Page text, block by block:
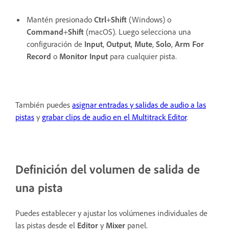
Mantén presionado Ctrl+Shift (Windows) o
Command+Shift (macOS). Luego selecciona una
configuración de Input, Output, Mute, Solo, Arm For
Record o Monitor Input para cualquier pista.
También puedes asignar entradas y salidas de audio a las
pistas y grabar clips de audio en el Multitrack Editor.
Definición del volumen de salida de
una pista
Puedes establecer y ajustar los volúmenes individuales de
las pistas desde el Editor y Mixer panel.